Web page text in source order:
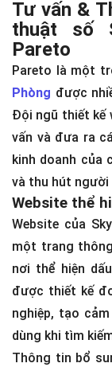
Tư vấn &
thuật số
Pareto
Pareto là một
Phòng được
Đội ngũ thiết kế
vấn và đưa ra
kinh doanh của
và thu hút người
Website thể
Website của
một trang
nơi thể hiện
được thiết kế
nghiệp, tạo
dùng khi tìm
Thông tin bổ